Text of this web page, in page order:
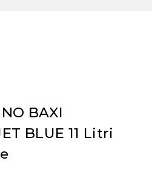
BAXI
BLUE 11 Litri